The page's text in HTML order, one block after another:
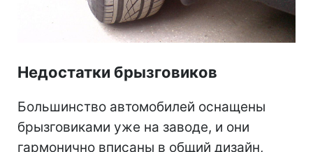
Недостатки брызговиков
Большинство автомобилей оснащены
брызговиками уже на заводе, и они
гармонично вписаны в общий дизайн,